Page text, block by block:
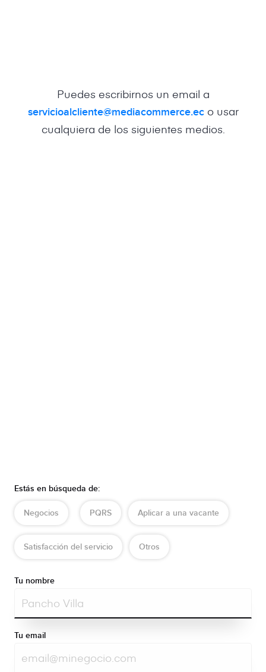
Puedes escribirnos un email a
servicioalcliente@mediacommerce.eco usar
cualquiera de los siguientes medios.
Estás en búsqueda de:
Negocios PQRS Aplicar a una vacante
Satisfacción del servicio Otros
Tu nombre
Tu email